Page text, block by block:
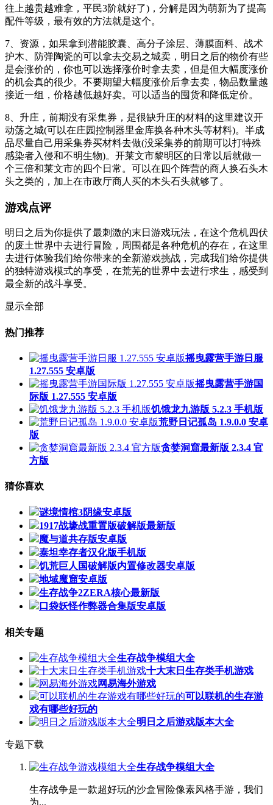
往上越贵越难拿，平民3阶就好了)，分解是因为萌新为了提高
配件等级，最有效的方法就是这个。
7、资源，如果拿到潜能胶囊、高分子涂层、薄膜面料、战术
护木、防弹陶瓷的可以拿去交易之城卖，明日之后的物价有些
是会涨价的，你也可以选择涨价时拿去卖，但是但大幅度涨价
的机会真的很少。不要期望大幅度涨价后拿去卖，物品数量越
接近一组，价格越低越好卖。可以适当的囤货和降低定价。
8、升庄，前期没有采集券，是很缺升庄的材料的这里建议开
动荡之城(可以在庄园控制器里金库换各种木头等材料)。半成
品尽量自己用采集券买材料去做(没采集券的前期可以打特殊
感染者入侵和不明生物)。开莱文市黎明区的日常以后就做一
个三倍和莱文市的四个日常。可以在四个阵营的商人换石头木
头之类的，加上在市政厅商人买的木头石头就够了。
游戏点评
明日之后为你提供了最刺激的末日游戏玩法，在这个危机四伏
的废土世界中去进行冒险，周围都是各种危机的存在，在这里
去进行体验我们给你带来的全新游戏挑战，完成我们给你提供
的独特游戏模式的享受，在荒芜的世界中去进行求生，感受到
最全新的战斗享受。
显示全部
热门推荐
摇曳露营手游日服
1.27.555 安卓版
摇曳露营手游国
际版 1.27.555 安卓版
饥饿龙九游版 5.2.3 手机版
荒野日记孤岛 1.9.0.0 安卓
版
贪婪洞窟最新版 2.3.4 官
方版
猜你喜欢
谜境情棺3阴缘安卓版
1917战壕战重置版破解版最新版
魔与道共存版安卓版
泰坦幸存者汉化版手机版
饥荒巨人国破解版内置修改器安卓版
地域魔窟安卓版
生存战争2ZERA核心最新版
口袋妖怪作弊器合集版安卓版
相关专题
生存战争模组大全
十大末日生存类手机游戏
网易海外游戏
可以联机的生存游
戏有哪些好玩的
明日之后游戏版本大全
专题下载
生存战争模组大全
生存战争是一款超好玩的沙盒冒险像素风格手游，我们
为...